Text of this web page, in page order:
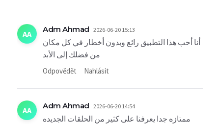
AA Adm Ahmad 2026-06-20 15:13
أنا أحب هذا التطبيق رائع وبدون أخطار في كل مكان
من فضلك إلى الأبد
Odpovědět Nahlásit
AA Adm Ahmad 2026-06-20 14:54
ممتازه جدا يعرفنا على كثير من الحلقات الجديده